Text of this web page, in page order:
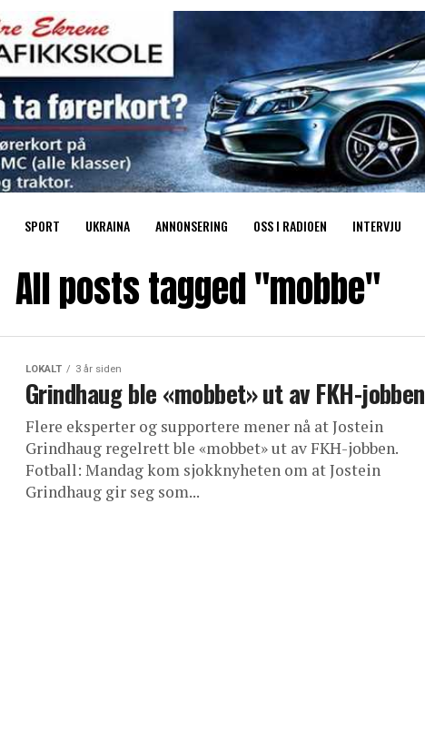
SPORT UKRAINA ANNONSERING OSS I RADIOEN INTERVJU
All posts tagged "mobbe"
LOKALT 3 år siden
Grindhaug ble «mobbet» ut av FKH-jobben
Flere eksperter og supportere mener nå at Jostein
Grindhaug regelrett ble «mobbet» ut av FKH-jobben.
Fotball: Mandag kom sjokknyheten om at Jostein
Grindhaug gir seg som...